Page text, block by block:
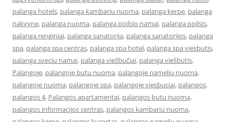
palanga hotels, palanga kambariu nuoma, palanga kerpe, palanga
nakvyne, palanga nuoma, palanga poilsio namai, palanga poilsis,
palanga renginiai, palanga sanatorija, palanga sanatorijos, palanga
spa, palanga spa centras, palanga spa hotel, palanga spa viesbutis,
palanga sveciu namai, palanga viešbučiai, palanga viešbutis,
Palangoje, palangoje butu nuoma, palangoje nameliu nuoma,
palangoje nuoma, palangoje spa, palangoje viesbuciai, palangos,
palangos 4, Palangos apartamentai, palangos butu nuoma,
palangos informacijos centras, palangos kambariu nuoma,